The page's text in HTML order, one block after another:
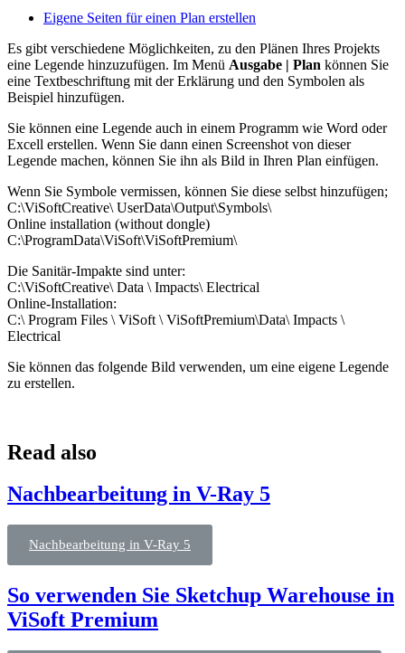
Eigene Seiten für einen Plan erstellen
Es gibt verschiedene Möglichkeiten, zu den Plänen Ihres Projekts
eine Legende hinzuzufügen. Im Menü Ausgabe | Plan können Sie
eine Textbeschriftung mit der Erklärung und den Symbolen als
Beispiel hinzufügen.
Sie können eine Legende auch in einem Programm wie Word oder
Excell erstellen. Wenn Sie dann einen Screenshot von dieser
Legende machen, können Sie ihn als Bild in Ihren Plan einfügen.
Wenn Sie Symbole vermissen, können Sie diese selbst hinzufügen;
C:\ViSoftCreative\ UserData\Output\Symbols\
Online installation (without dongle)
C:\ProgramData\ViSoft\ViSoftPremium\
Die Sanitär-Impakte sind unter:
C:\ViSoftCreative\ Data \ Impacts\ Electrical
Online-Installation:
C:\ Program Files \ ViSoft \ ViSoftPremium\Data\ Impacts \
Electrical
Sie können das folgende Bild verwenden, um eine eigene Legende
zu erstellen.
Read also
Nachbearbeitung in V-Ray 5
Nachbearbeitung in V-Ray 5
So verwenden Sie Sketchup Warehouse in
ViSoft Premium